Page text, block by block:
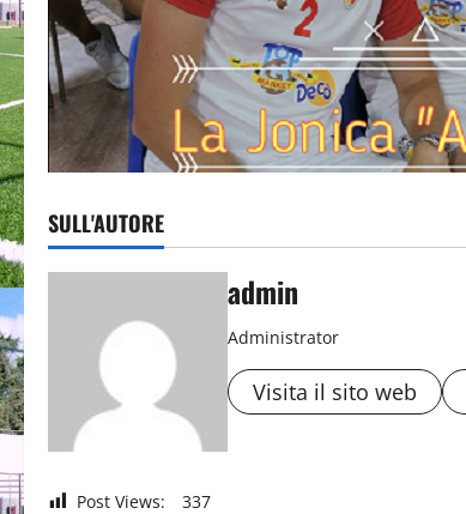
SULL'AUTORE
admin
Administrator
Visita il sito web
Post Views: 337